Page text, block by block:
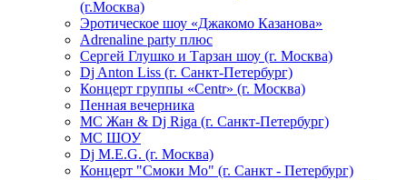
(г.Москва)
Эротическое шоу «Джакомо Казанова»
Adrenaline party плюс
Сергей Глушко и Тарзан шоу (г. Москва)
Dj Anton Liss (г. Санкт-Петербург)
Концерт группы «Centr» (г. Москва)
Пенная вечерника
МС Жан & Dj Riga (г. Санкт-Петербург)
МС ШОУ
Dj M.E.G. (г. Москва)
Концерт "Смоки Мо" (г. Санкт - Петербург)